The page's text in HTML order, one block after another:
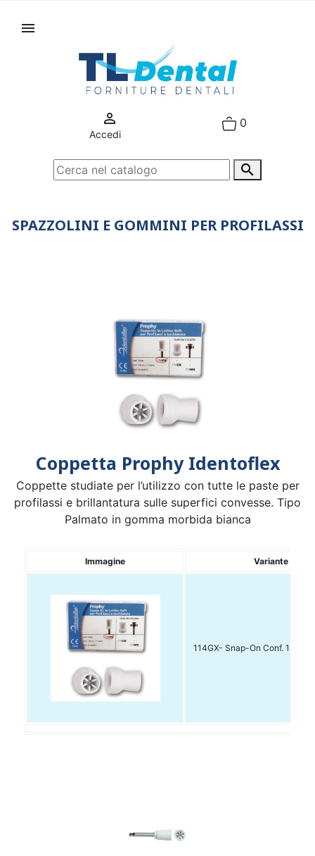



Accedi
0
SPAZZOLINI E GOMMINI PER PROFILASSI
Coppetta Prophy Identoflex
Coppette studiate per l’utilizzo con tutte le paste per
profilassi e brillantatura sulle superfici convesse. Tipo
Palmato in gomma morbida bianca
Immagine Variante
114GX- Snap-On Conf.